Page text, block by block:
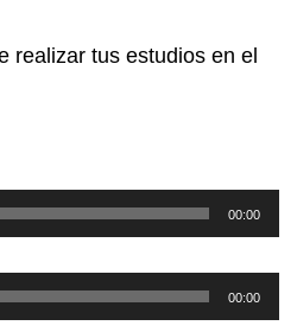
realizar tus estudios en el
00:00
00:00